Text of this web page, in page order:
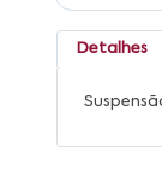
Detalhes